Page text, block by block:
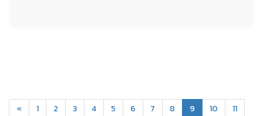
« 1 2 3 4 5 6 7 8 9 (current)
10
11